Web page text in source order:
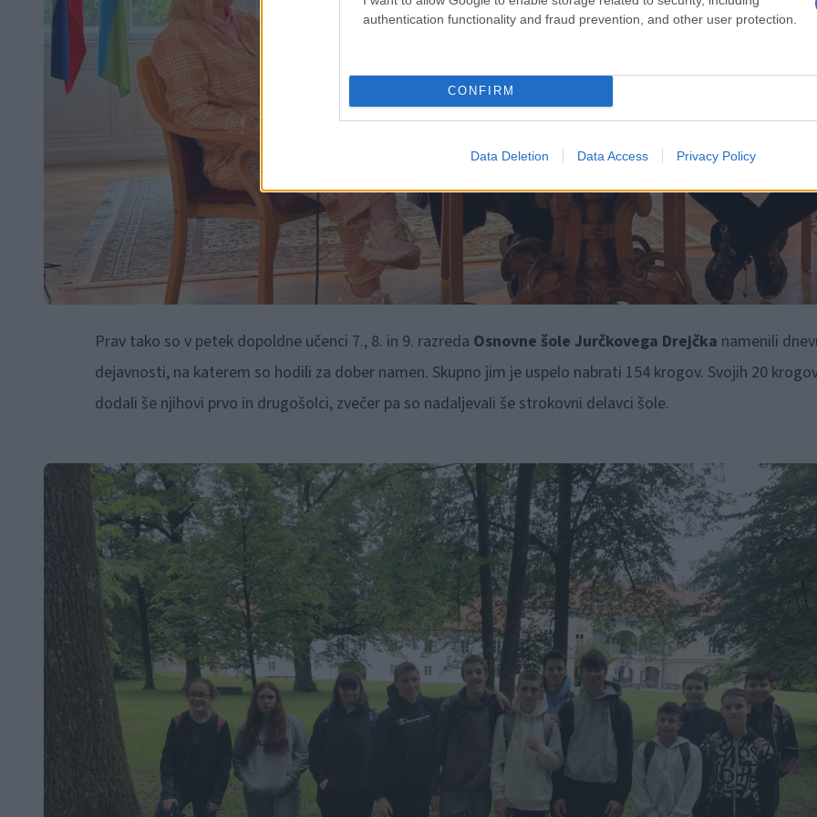
authentication functionality and fraud prevention, and other user protection.
CONFIRM
Data Deletion Data Access Privacy Policy
Prav tako so v petek dopoldne učenci 7., 8. in 9. razreda Osnovne šole Jurčkovega Drejčka namenili
dejavnosti, na katerem so hodili za dober namen. Skupno jim je uspelo nabrati 154 krogov. Svojih 20
dodali še njihovi prvo in drugošolci, zvečer pa so nadaljevali še strokovni delavci šole.